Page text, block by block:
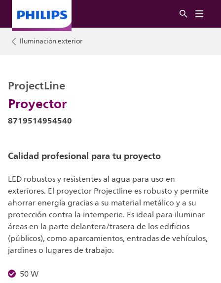
Iluminación exterior
Proyector
ProjectLine
8719514954540
Calidad profesional para tu proyecto
LED robustos y resistentes al agua para uso en
exteriores. El proyector Projectline es robusto y permite
ahorrar energía gracias a su material metálico y a su
protección contra la intemperie. Es ideal para iluminar
áreas en la parte delantera/trasera de los edificios
(públicos), como aparcamientos, entradas de vehículos,
jardines o lugares de trabajo.
50 W